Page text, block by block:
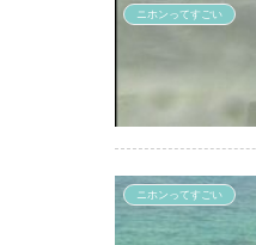
ニホンってすごい
ニホンってすごい